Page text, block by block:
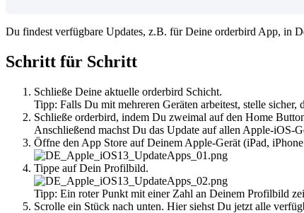
Du findest verfügbare Updates, z.B. für Deine orderbird App, in
Schritt für Schritt
Schließe Deine aktuelle orderbird Schicht.
Tipp: Falls Du mit mehreren Geräten arbeitest, stelle
Schließe orderbird, indem Du zweimal auf den Home
Anschließend machst Du das Update auf allen Apple-iOS-
Öffne den App Store auf Deinem Apple-Gerät (iPad,
Tippe auf Dein Profilbild.
Tipp: Ein roter Punkt mit einer Zahl an Deinem Profilbild
Scrolle ein Stück nach unten. Hier siehst Du jetzt alle